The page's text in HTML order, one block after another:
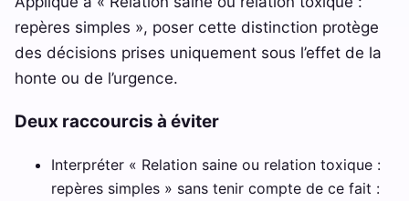
repères simples », poser cette distinction protège
des décisions prises uniquement sous l’effet de la
honte ou de l’urgence.
Deux raccourcis à éviter
Interpréter « Relation saine ou relation toxique :
repères simples » sans tenir compte de ce fait :